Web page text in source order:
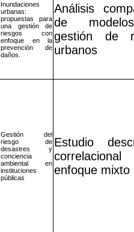
Inundaciones
urbanas:
propuestas para
una gestión de
riesgos con
enfoque en la
prevención de
daños.
Análisis
de
gestión de
urbanos
Gestión del
riesgo de
desastres y
conciencia
ambiental en
instituciones
públicas
Estudio
enfoque mixto